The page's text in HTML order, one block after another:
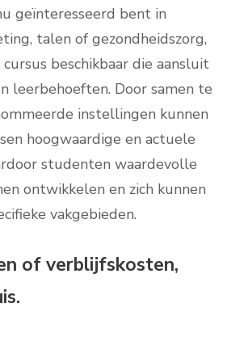
geïnteresseerd bent in
talen of gezondheidszorg,
beschikbaar die aansluit
leerbehoeften. Door samen te
instellingen kunnen
hoogwaardige en actuele
studenten waardevolle
ontwikkelen en zich kunnen
vakgebieden.
of verblijfskosten,